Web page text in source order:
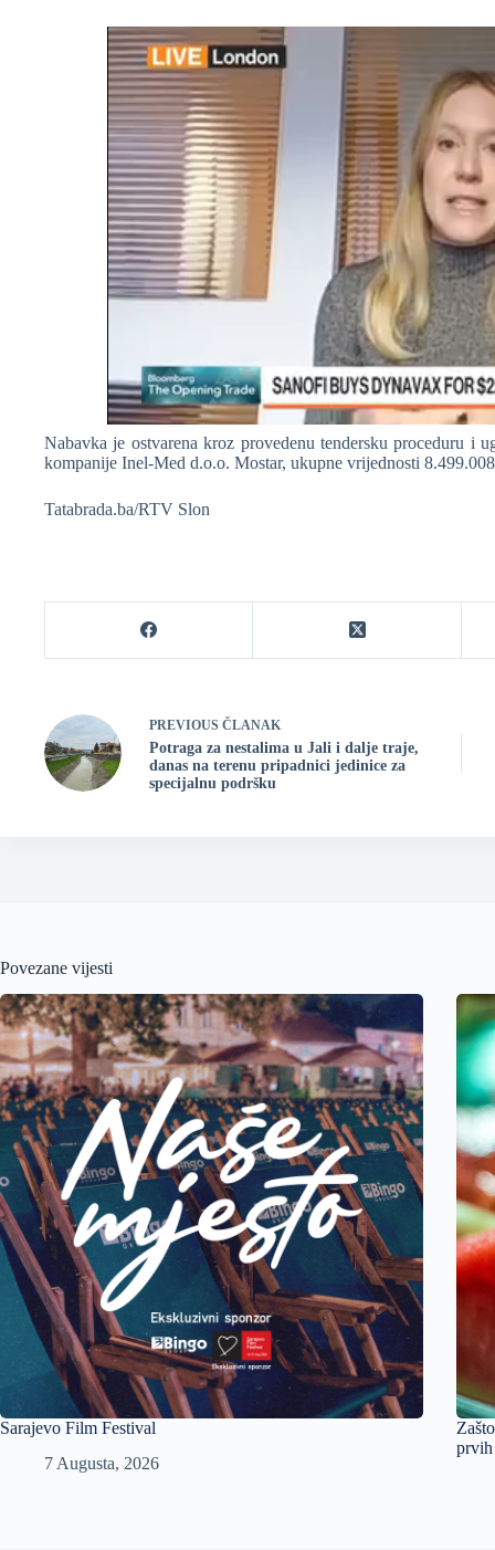
Nabavka je ostvarena kroz provedenu tendersku proceduru i
kompanije Inel-Med d.o.o. Mostar, ukupne vrijednosti
Tatabrada.ba/RTV Slon
PREVIOUS ČLANAK
Potraga za nestalima u Jali i dalje traje,
danas na terenu pripadnici jedinice za
specijalnu podršku
Povezane vijesti
Sarajevo Film Festival
7 Augusta, 2026
prvih